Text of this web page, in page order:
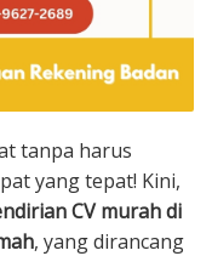
tanpa harus
yang tepat! Kini,
CV murah di
, yang dirancang